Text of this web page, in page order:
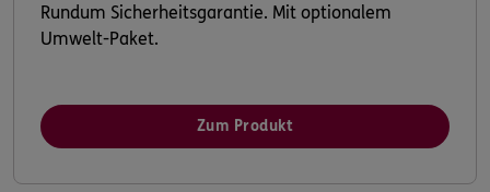
Rundum Sicherheitsgarantie. Mit optionalem
Umwelt-Paket.
Zum Produkt